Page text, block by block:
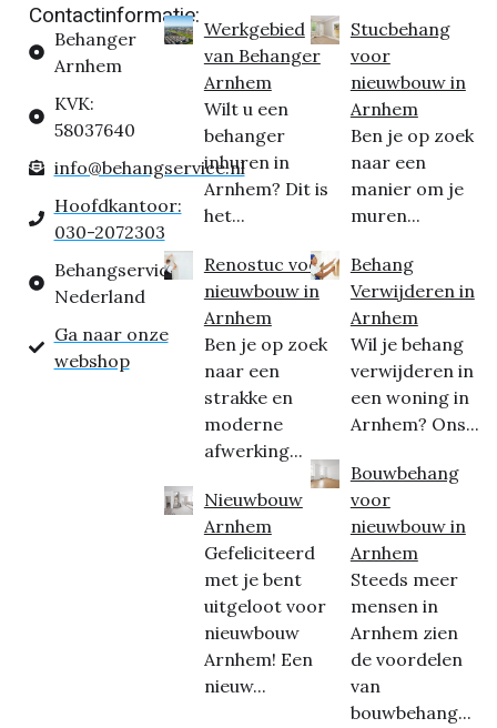
Contactinformatie:
Behanger
Arnhem
KVK:
58037640
info@behangservice.nl
Hoofdkantoor:
030-2072303
Behangservice
Nederland
Ga naar onze
webshop
Werkgebied
van Behanger
Arnhem
Wilt u een
behanger
inhuren in
Arnhem? Dit is
het...
Renostuc voor
nieuwbouw in
Arnhem
Ben je op zoek
naar een
strakke en
moderne
afwerking...
Nieuwbouw
Arnhem
Gefeliciteerd
met je bent
uitgeloot voor
nieuwbouw
Arnhem! Een
nieuw...
Stucbehang
voor
nieuwbouw in
Arnhem
Ben je op zoek
naar een
manier om je
muren...
Behang
Verwijderen in
Arnhem
Wil je behang
verwijderen in
een woning in
Arnhem? Ons...
Bouwbehang
voor
nieuwbouw in
Arnhem
Steeds meer
mensen in
Arnhem zien
de voordelen
van
bouwbehang...